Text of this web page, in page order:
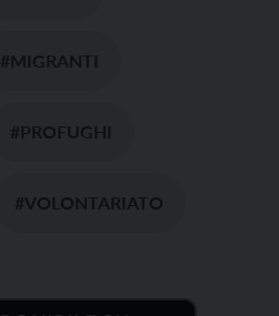
#MIGRANTI
#PROFUGHI
#VOLONTARIATO